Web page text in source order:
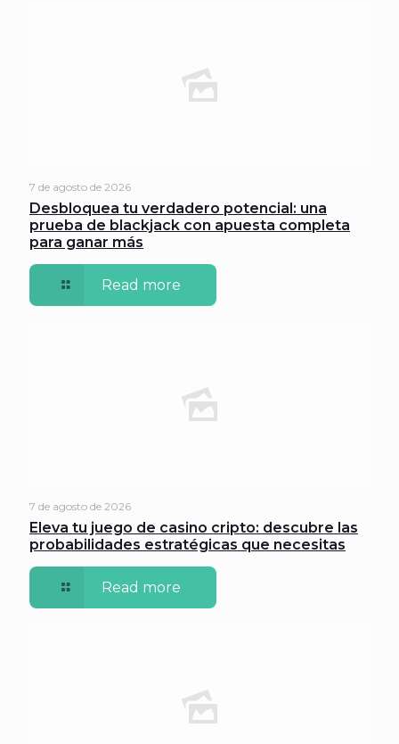
7 de agosto de 2026
Desbloquea tu verdadero potencial: una
prueba de blackjack con apuesta completa
para ganar más
Read more
7 de agosto de 2026
Eleva tu juego de casino cripto: descubre las
probabilidades estratégicas que necesitas
Read more